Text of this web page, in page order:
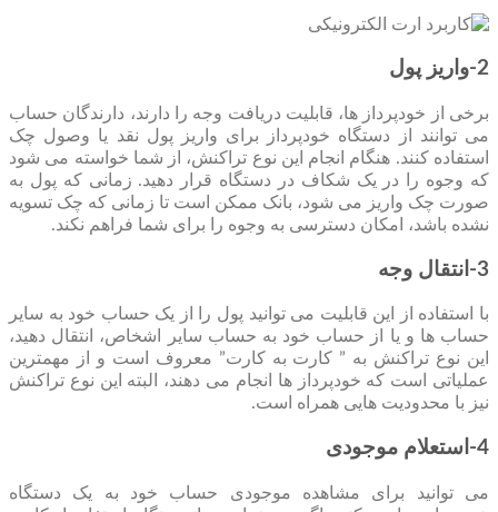
2-واریز پول
برخی از خودپرداز ها، قابلیت دریافت وجه را دارند، دارندگان حساب
می توانند از دستگاه خودپرداز برای واریز پول نقد یا وصول چک
استفاده کنند. هنگام انجام این نوع تراکنش، از شما خواسته می شود
که وجوه را در یک شکاف در دستگاه قرار دهید. زمانی که پول به
صورت چک واریز می شود، بانک ممکن است تا زمانی که چک تسویه
نشده باشد، امکان دسترسی به وجوه را برای شما فراهم نکند.
3-انتقال وجه
با استفاده از این قابلیت می توانید پول را از یک حساب خود به سایر
حساب ها و یا از حساب خود به حساب سایر اشخاص، انتقال دهید،
این نوع تراکنش به ” کارت به کارت” معروف است و از مهمترین
عملیاتی است که خودپرداز ها انجام می دهند، البته این نوع تراکنش
نیز با محدودیت هایی همراه است.
4-استعلام موجودی
می توانید برای مشاهده موجودی حساب خود به یک دستگاه